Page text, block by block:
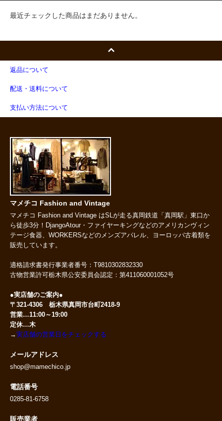
最近チェックした商品はまだありません。
返品について
配送・送料について
支払い方法について
マメチコ Fashion and Vintage
マメチコ Fashion and Vintage はSLが走る真岡鉄道「真岡駅」東口か
ら徒歩3分！DjangoAtour・ファイヤーキングなどのアメリカンヴィン
テージ食器、WORKERSなどのメンズアパレル、ヨーロッパ古着類を
販売しています。
適格請求書発行事業者番号：T9810302832330
古物営業許可栃木県公安委員会認定：第411060001052号
●実店舗のご案内●
〒321-4306 栃木県真岡市台町2418-9
営業…11:00～19:00
定休…木
→実店舗の営業日をチェックする
メールアドレス
shop@mamechico.jp
電話番号
0285-81-6758
販売業者